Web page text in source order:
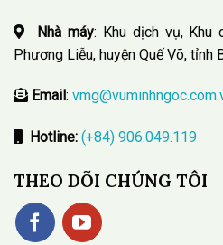
Nhà máy: Khu dịch vụ, Khu
Phương Liễu, huyện Quế Võ, tỉnh
Email :
Hotline: (+84) 906.049.119
THEO DÕI CHÚNG TÔI